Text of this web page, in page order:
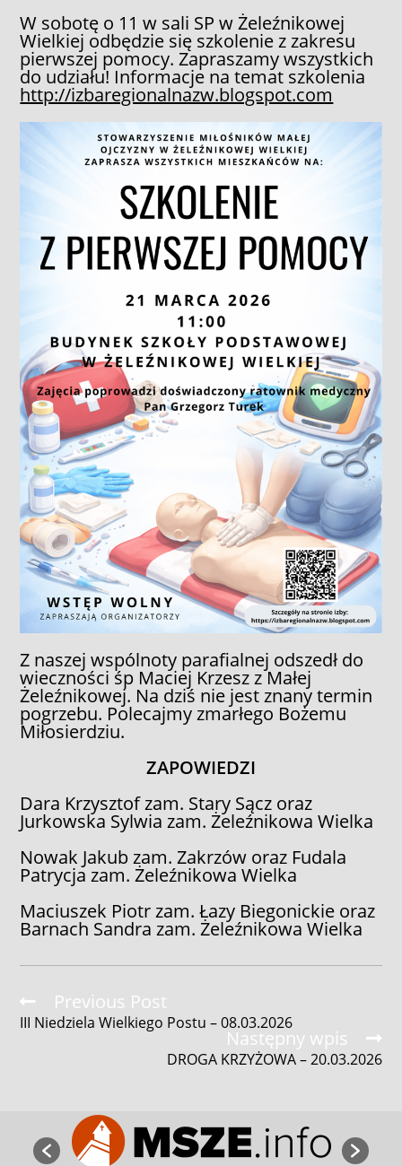
W sobotę o 11 w sali SP w Żeleźnikowej
Wielkiej odbędzie się szkolenie z zakresu
pierwszej pomocy. Zapraszamy wszystkich
do udziału! Informacje na temat szkolenia
http://izbaregionalnazw.blogspot.com
Z naszej wspólnoty parafialnej odszedł do
wieczności śp Maciej Krzesz z Małej
Żeleźnikowej. Na dziś nie jest znany termin
pogrzebu. Polecajmy zmarłego Bożemu
Miłosierdziu.
ZAPOWIEDZI
Dara Krzysztof zam. Stary Sącz oraz
Jurkowska Sylwia zam. Żeleźnikowa Wielka
Nowak Jakub zam. Zakrzów oraz Fudala
Patrycja zam. Żeleźnikowa Wielka
Maciuszek Piotr zam. Łazy Biegonickie oraz
Barnach Sandra zam. Żeleźnikowa Wielka
Read
articles
Previous Post
III Niedziela Wielkiego Postu – 08.03.2026
Następny wpis
DROGA KRZYŻOWA – 20.03.2026